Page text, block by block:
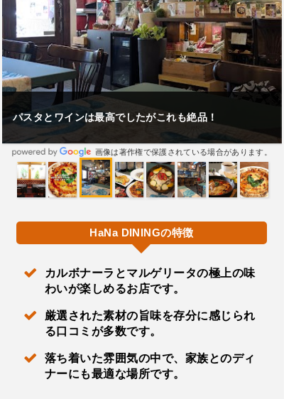
パスタとワインは最高でしたがこれも絶品！
画像は著作権で保護されている場合があります。
HaNa DININGの特徴
カルボナーラとマルゲリータの極上の味
わいが楽しめるお店です。
厳選された素材の旨味を存分に感じられ
る口コミが多数です。
落ち着いた雰囲気の中で、家族とのディ
ナーにも最適な場所です。